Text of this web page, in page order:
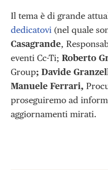
Il tema è di grande
dedicatovi (nel quale
Casagrande,
eventi Cc-Ti; Roberto
Group; Davide
Manuele Ferrari,
proseguiremo ad
aggiornamenti mirati.